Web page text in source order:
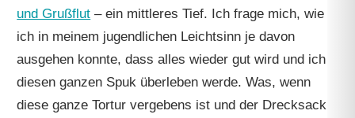
und Grußflut – ein mittleres Tief. Ich frage mich, wie
ich in meinem jugendlichen Leichtsinn je davon
ausgehen konnte, dass alles wieder gut wird und ich
diesen ganzen Spuk überleben werde. Was, wenn
diese ganze Tortur vergebens ist und der Drecksack